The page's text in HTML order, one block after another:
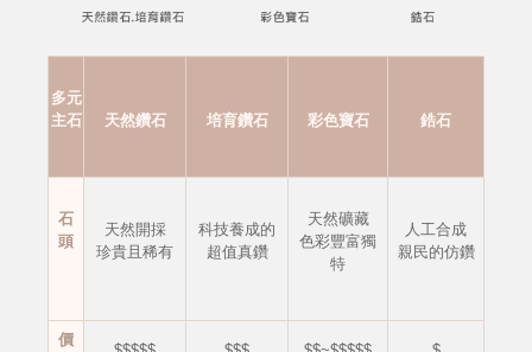
多元
主石
天然鑽石 培育鑽石 彩色寶石 鋯石
石
頭
天然開採
珍貴且稀有
科技養成的
超值真鑽
天然礦藏
色彩豐富獨
特
人工合成
親民的仿鑽
價